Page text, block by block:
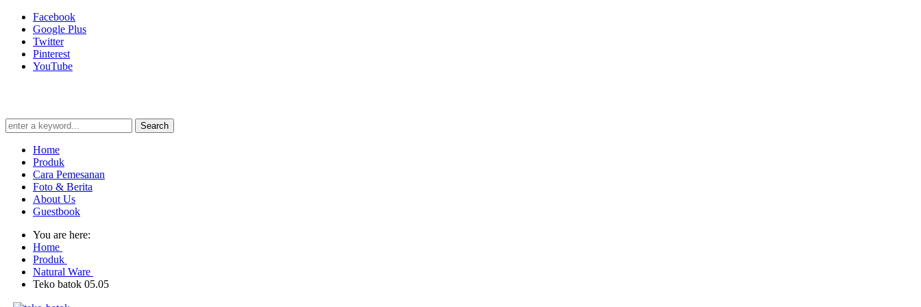
Facebook
Google Plus
Twitter
Pinterest
YouTube
Search
Home
Produk
Cara Pemesanan
Foto & Berita
About Us
Guestbook
You are here:
Home
Produk
Natural Ware
Teko batok 05.05